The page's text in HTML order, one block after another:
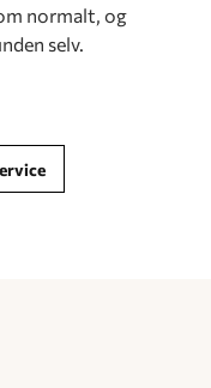
normalt, og
selv.